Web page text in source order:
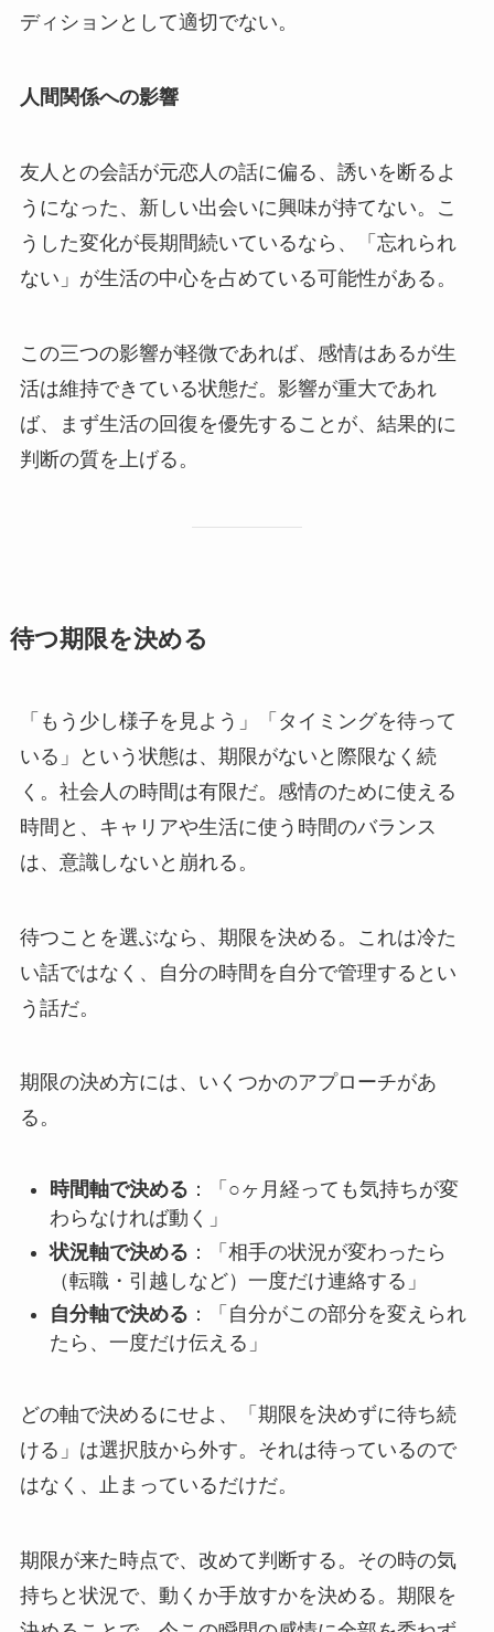
ディションとして適切でない。
人間関係への影響
友人との会話が元恋人の話に偏る、誘いを断るよ
うになった、新しい出会いに興味が持てない。こ
うした変化が長期間続いているなら、「忘れられ
ない」が生活の中心を占めている可能性がある。
この三つの影響が軽微であれば、感情はあるが生
活は維持できている状態だ。影響が重大であれ
ば、まず生活の回復を優先することが、結果的に
判断の質を上げる。
待つ期限を決める
「もう少し様子を見よう」「タイミングを待って
いる」という状態は、期限がないと際限なく続
く。社会人の時間は有限だ。感情のために使える
時間と、キャリアや生活に使う時間のバランス
は、意識しないと崩れる。
待つことを選ぶなら、期限を決める。これは冷た
い話ではなく、自分の時間を自分で管理するとい
う話だ。
期限の決め方には、いくつかのアプローチがあ
る。
時間軸で決める ：「○ヶ月経っても気持ちが変
わらなければ動く」
状況軸で決める ：「相手の状況が変わったら
（転職・引越しなど）一度だけ連絡する」
自分軸で決める ：「自分がこの部分を変えられ
たら、一度だけ伝える」
どの軸で決めるにせよ、「期限を決めずに待ち続
ける」は選択肢から外す。それは待っているので
はなく、止まっているだけだ。
期限が来た時点で、改めて判断する。その時の気
持ちと状況で、動くか手放すかを決める。期限を